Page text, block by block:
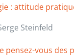
: attitude
Steinfeld
pensez-vous des